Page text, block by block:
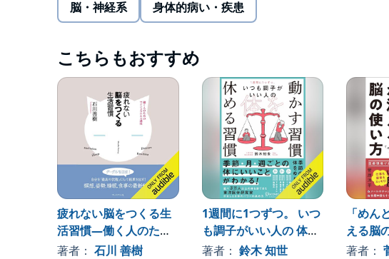
(P)2022 Audible, Inc.
脳・神経系 身体的病い・疾患
こちらもおすすめ
疲れない脳をつくる生
活習慣―働く人のため
のマインドフルネス講
著者： 石川 善樹
1週間に1つずつ。 いつ
も調子がいい人の 体を
動かす習慣 休める習慣
著者： 鈴木 知世
「めん
える脳
著者：